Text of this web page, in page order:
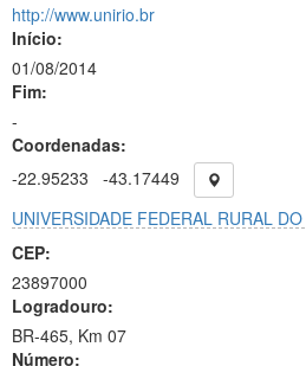
http://www.unirio.br
Início:
01/08/2014
Fim:
-
Coordenadas:
-22.95233
-43.17449
UNIVERSIDADE FEDERAL RURAL
CEP:
23897000
Logradouro:
BR-465, Km 07
Número: